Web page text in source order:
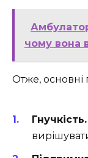
чому вона
Отже, основні
Гнучкість.